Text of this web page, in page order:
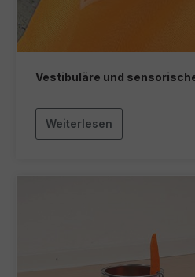
Vestibuläre und
Weiterlesen